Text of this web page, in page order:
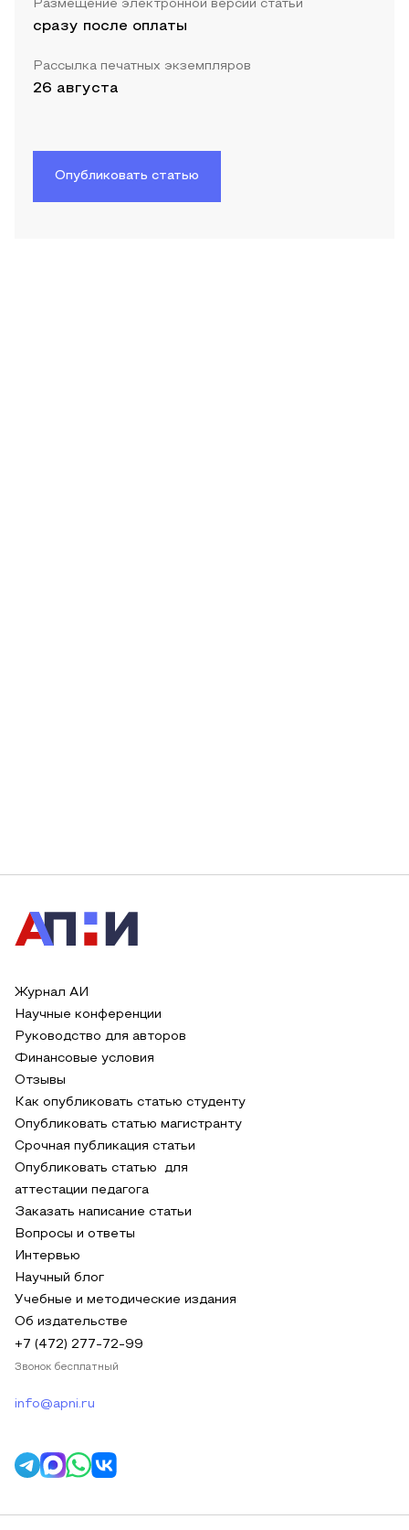
Размещение электронной версии статьи
сразу после оплаты
Рассылка печатных экземпляров
26 августа
Опубликовать статью
Журнал АИ
Научные конференции
Руководство для авторов
Финансовые условия
Отзывы
Как опубликовать статью студенту
Опубликовать статью магистранту
Срочная публикация статьи
Опубликовать статью для
аттестации педагога
Заказать написание статьи
Вопросы и ответы
Интервью
Научный блог
Учебные и методические издания
Об издательстве
+7 (472) 277-72-99
Звонок бесплатный
info@apni.ru